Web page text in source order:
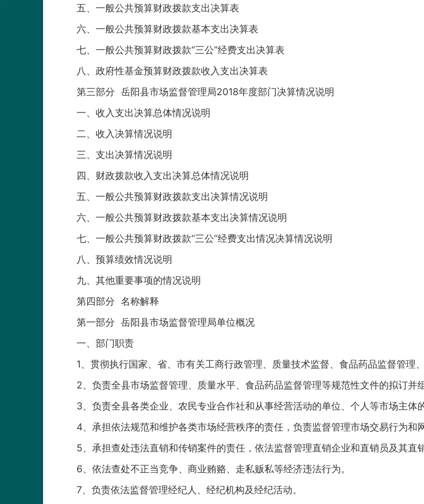
五、一般公共预算财政拨款支出决算表
六、一般公共预算财政拨款基本支出决算表
七、一般公共预算财政拨款“三公”经费支出决算表
八、政府性基金预算财政拨款收入支出决算表
第三部分 岳阳县市场监督管理局2018年度部门决算情况说明
一、收入支出决算总体情况说明
二、收入决算情况说明
三、支出决算情况说明
四、财政拨款收入支出决算总体情况说明
五、一般公共预算财政拨款支出决算情况说明
六、一般公共预算财政拨款基本支出决算情况说明
七、一般公共预算财政拨款“三公”经费支出情况决算情况说明
八、预算绩效情况说明
九、其他重要事项的情况说明
第四部分 名称解释
第一部分 岳阳县市场监督管理局单位概况
一、部门职责
1、贯彻执行国家、省、市有关工商行政管理、质量技术监督、食品药品监督管理
2、负责全县市场监督管理、质量水平、食品药品监督管理等规范性文件的拟订并
3、负责全县各类企业、农民专业合作社和从事经营活动的单位、个人等市场主体
4、承担依法规范和维护各类市场经营秩序的责任，负责监督管理市场交易行为和
5、承担查处违法直销和传销案件的责任，依法监督管理直销企业和直销员及其直销
6、依法查处不正当竞争、商业贿赂、走私贩私等经济违法行为。
7、负责依法监督管理经纪人、经纪机构及经纪活动。